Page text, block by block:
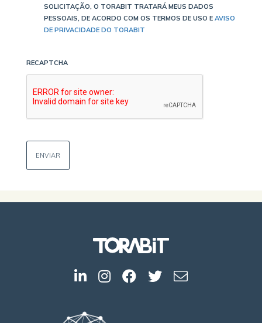
SOLICITAÇÃO, O TORABIT TRATARÁ MEUS DADOS
PESSOAIS, DE ACORDO COM OS TERMOS DE USO E AVISO
DE PRIVACIDADE DO TORABIT
RECAPTCHA